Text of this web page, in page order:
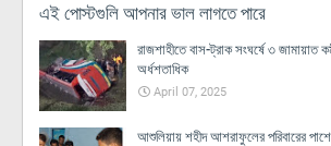
এই পোস্টগুলি আপনার ভাল লাগতে পারে
রাজশাহীতে বাস-ট্রাক সংঘর্ষে ৩ জামায়াত
অর্ধশতাধিক
April 07, 2025
আশুলিয়ায় শহীদ আশরাফুলের পরিবারের